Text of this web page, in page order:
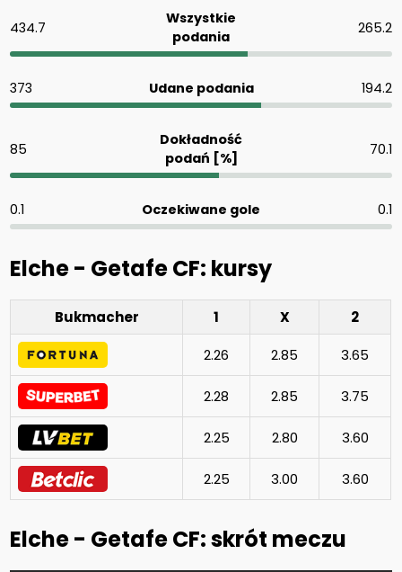
434.7
Wszystkie
podania
265.2
373 Udane podania 194.2
85
Dokładność
podań [%]
70.1
0.1 Oczekiwane gole 0.1
Elche - Getafe CF: kursy
Bukmacher 1 X
2
2.26
2.85 3.65
2.28 2.85 3.75
2.25 2.80 3.60
2.25 3.00 3.60
Elche - Getafe CF: skrót meczu